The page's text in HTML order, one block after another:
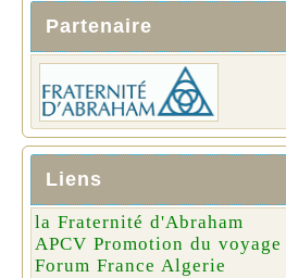
Partenaire
Liens
la Fraternité d'Abraham
APCV Promotion du voyage
Forum France Algerie